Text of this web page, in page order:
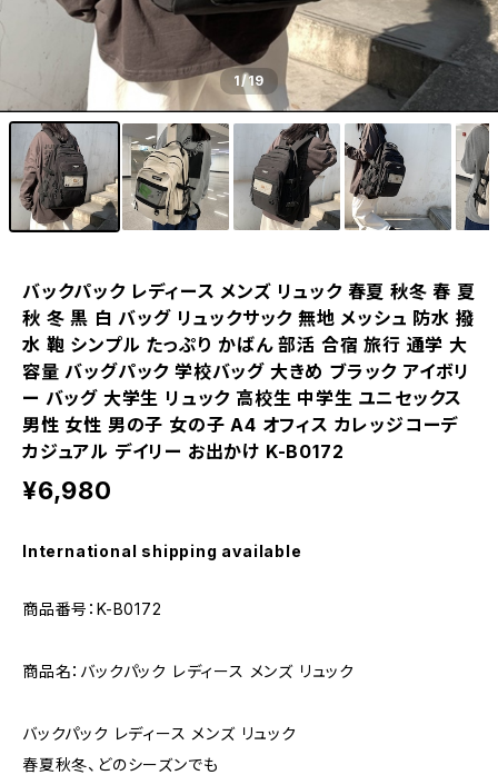
1/19
バックパック レディース メンズ リュック 春夏 秋冬 春 夏
秋 冬 黒 白 バッグ リュックサック 無地 メッシュ 防水 撥
水 鞄 シンプル たっぷり かばん 部活 合宿 旅行 通学 大
容量 バッグパック 学校バッグ 大きめ ブラック アイボリ
ー バッグ 大学生 リュック 高校生 中学生 ユニセックス
男性 女性 男の子 女の子 A4 オフィス カレッジコーデ
カジュアル デイリー お出かけ K-B0172
¥6,980
International shipping available
商品番号：K-B0172
商品名：バックパック レディース メンズ リュック
バックパック レディース メンズ リュック
春夏秋冬、どのシーズンでも